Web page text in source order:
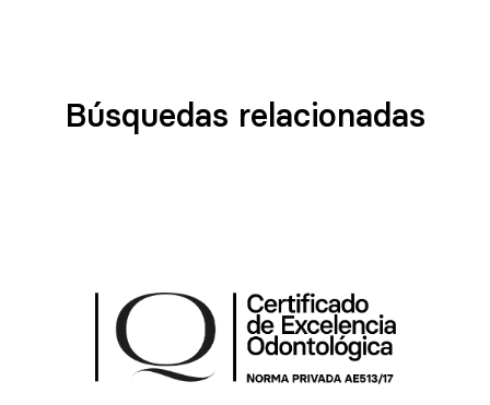
Búsquedas relacionadas